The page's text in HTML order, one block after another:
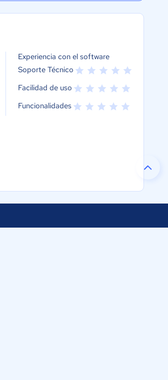
Experiencia con el software
Soporte Técnico
Facilidad de uso
Funcionalidades